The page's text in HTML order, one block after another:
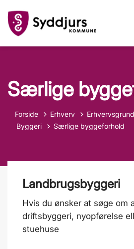
Særlige
Forside Erhverv
Tilbage til
Byggeri Særlige byggeforhold
Landbrugsbyggeri
Hvis du ønsker at søge om
driftsbyggeri, nyopførelse
stuehuse